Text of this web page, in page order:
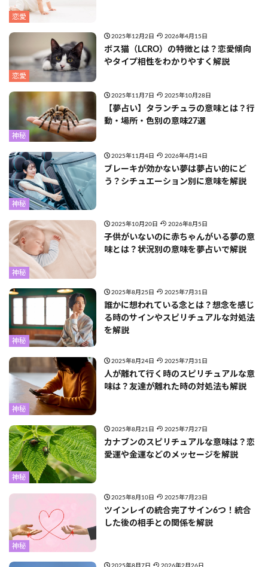
恋愛
恋愛
2025年12月2日 2026年4月15日
ボス猫（LCRO）の特徴とは？恋愛傾向
やタイプ相性をわかりやすく解説
神秘
2025年11月7日 2025年10月28日
【夢占い】タランチュラの意味とは？行
動・場所・色別の意味27選
神秘
2025年11月4日 2026年4月14日
ブレーキが効かない夢は夢占い的にど
う？シチュエーション別に意味を解説
神秘
2025年10月20日 2026年8月5日
子供がいないのに赤ちゃんがいる夢の意
味とは？状況別の意味を夢占いで解説
神秘
2025年8月25日 2025年7月31日
誰かに想われている念とは？想念を感じ
る時のサインやスピリチュアルな対処法
を解説
神秘
2025年8月24日 2025年7月31日
人が離れて行く時のスピリチュアルな意
味は？友達が離れた時の対処法も解説
神秘
2025年8月21日 2025年7月27日
カナブンのスピリチュアルな意味は？恋
愛運や金運などのメッセージを解説
神秘
2025年8月10日 2025年7月23日
ツインレイの統合完了サイン6つ！統合
した後の相手との関係を解説